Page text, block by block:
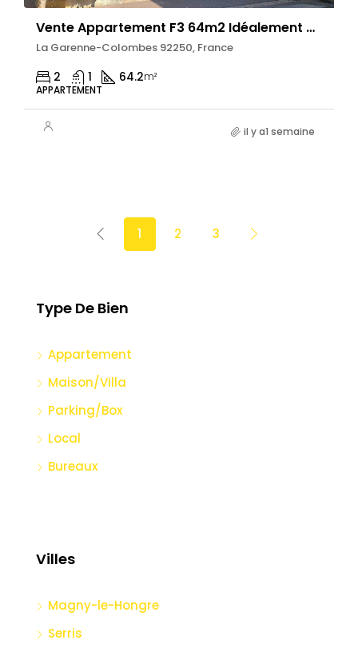
Vente Appartement F3 64m2 Idéalement Placé À 10 Minutes De La Défense
La Garenne-Colombes 92250, France
2 1 64.2m²
APPARTEMENT
il y a1 semaine
1 2 3
Type De Bien
Appartement
Maison/Villa
Parking/Box
Local
Bureaux
Villes
Magny-le-Hongre
Serris